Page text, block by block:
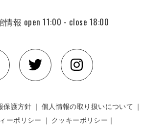
情報 open 11:00 - close 18:00
保護方針 ｜ 個人情報の取り扱いについて ｜
ーポリシー ｜ クッキーポリシー｜